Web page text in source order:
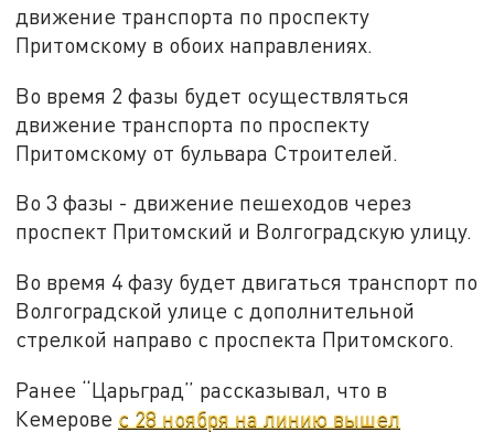
движение транспорта по проспекту
Притомскому в обоих направлениях.
Во время 2 фазы будет осуществляться
движение транспорта по проспекту
Притомскому от бульвара Строителей.
Во 3 фазы - движение пешеходов через
проспект Притомский и Волгоградскую улицу.
Во время 4 фазу будет двигаться транспорт по
Волгоградской улице с дополнительной
стрелкой направо с проспекта Притомского.
Ранее “Царьград” рассказывал, что в
Кемерове с 28 ноября на линию вышел